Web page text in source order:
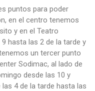
puntos para poder
en el centro tenemos
y en el Teatro
hasta las 2 de la tarde y
un tercer punto
Sodimac, al lado de
desde las 10 y
4 de la tarde hasta las